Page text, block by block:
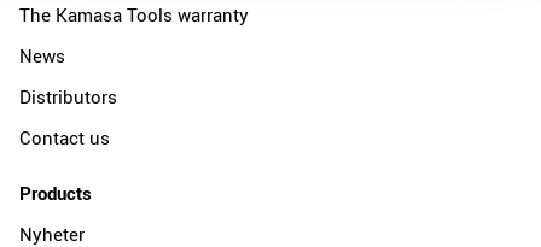
The Kamasa Tools warranty
News
Distributors
Contact us
Products
Nyheter